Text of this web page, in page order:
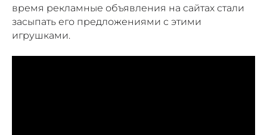
время рекламные объявления на сайтах стали
засыпать его предложениями с этими
игрушками.